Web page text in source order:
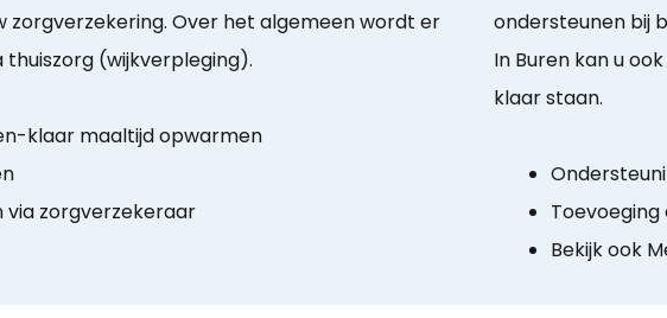
zorgverzekering. Over het algemeen wordt er
thuiszorg (wijkverpleging).
klaar maaltijd opwarmen
via zorgverzekeraar
ondersteunen bij
In Buren kan u
klaar staan.
Bekijk ook